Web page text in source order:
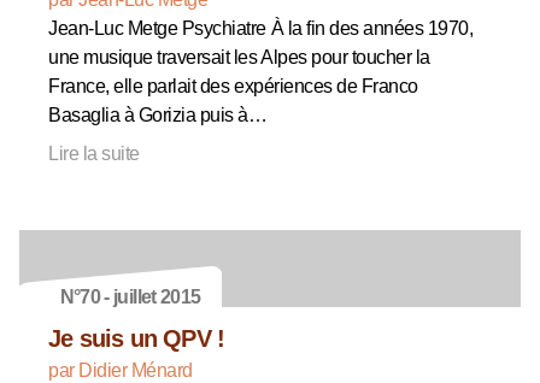
Jean-Luc Metge Psychiatre À la fin des années 1970,
une musique traversait les Alpes pour toucher la
France, elle parlait des expériences de Franco
Basaglia à Gorizia puis à…
Lire la suite
N°70 - juillet 2015
Je suis un QPV !
par Didier Ménard